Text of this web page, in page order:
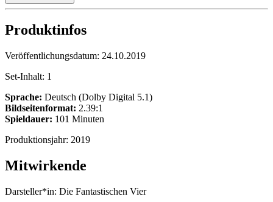
Produktinfos
Veröffentlichungsdatum: 24.10.2019
Set-Inhalt: 1
Sprache: Deutsch (Dolby Digital 5.1)
Bildseitenformat: 2.39:1
Spieldauer: 101 Minuten
Produktionsjahr: 2019
Mitwirkende
Darsteller*in: Die Fantastischen Vier